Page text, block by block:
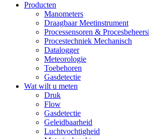
Producten
Manometers
Draagbaar Meetinstrument
Processensoren &
Procestechniek Mechanisch
Datalogger
Meteorologie
Toebehoren
Gasdetectie
Wat wilt u meten
Druk
Flow
Gasdetectie
Geleidbaarheid
Luchtvochtigheid